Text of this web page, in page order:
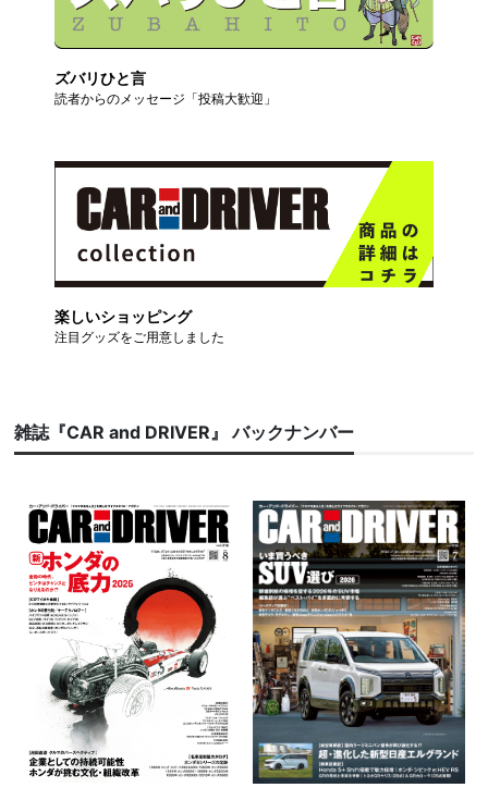
ズバリひと言
読者からのメッセージ「投稿大歓迎」
楽しいショッピング
注目グッズをご用意しました
雑誌『CAR and DRIVER』 バックナンバー